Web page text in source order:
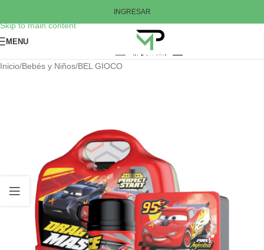
Skip to main content
INGRESAR
MENU
Inicio/Bebés y Niños/BEL GIOCO